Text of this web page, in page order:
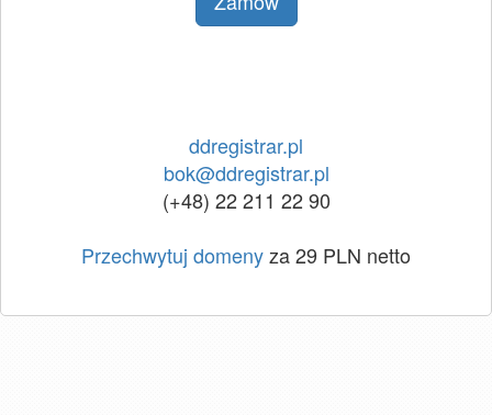
ddregistrar.pl
bok@ddregistrar.pl
(+48) 22 211 22 90
Przechwytuj domenyza 29 PLN netto